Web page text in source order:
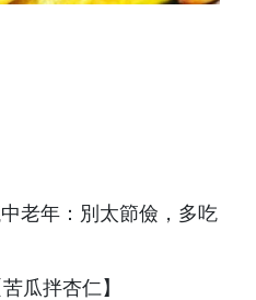
瓜拌杏仁】